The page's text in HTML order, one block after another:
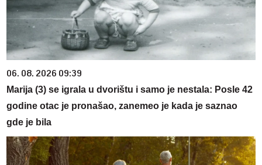
06. 08. 2026 09:39
Marija (3) se igrala u dvorištu i samo je nestala: Posle 42
godine otac je pronašao, zanemeo je kada je saznao
gde je bila